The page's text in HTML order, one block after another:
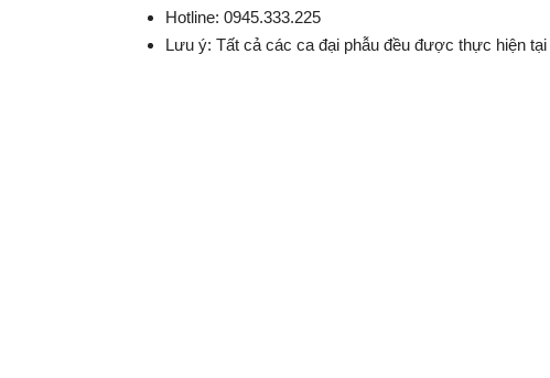
Hotline: 0945.333.225
Lưu ý: Tất cả các ca đại phẫu đều được thực hiện